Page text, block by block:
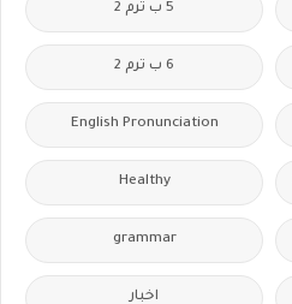
5 ب ترم 2
6 ب ترم 2
English Pronunciation
Healthy
grammar
اخبار